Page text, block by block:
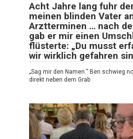
Acht Jahre lang fuhr
meinen blinden Vater
Arztterminen … nach
gab er mir einen
flüsterte: „Du musst
wir wirklich gefahren
„Sag mir den Namen.“ Ben schwieg
direkt neben dem Grab